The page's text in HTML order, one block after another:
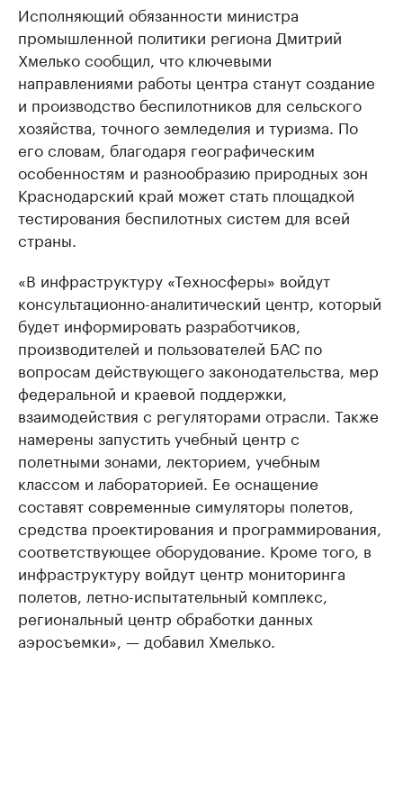
Исполняющий обязанности министра
промышленной политики региона Дмитрий
Хмелько сообщил, что ключевыми
направлениями работы центра станут создание
и производство беспилотников для сельского
хозяйства, точного земледелия и туризма. По
его словам, благодаря географическим
особенностям и разнообразию природных зон
Краснодарский край может стать площадкой
тестирования беспилотных систем для всей
страны.
«В инфраструктуру «Техносферы» войдут
консультационно-аналитический центр, который
будет информировать разработчиков,
производителей и пользователей БАС по
вопросам действующего законодательства, мер
федеральной и краевой поддержки,
взаимодействия с регуляторами отрасли. Также
намерены запустить учебный центр с
полетными зонами, лекторием, учебным
классом и лабораторией. Ее оснащение
составят современные симуляторы полетов,
средства проектирования и программирования,
соответствующее оборудование. Кроме того, в
инфраструктуру войдут центр мониторинга
полетов, летно-испытательный комплекс,
региональный центр обработки данных
аэросъемки», — добавил Хмелько.